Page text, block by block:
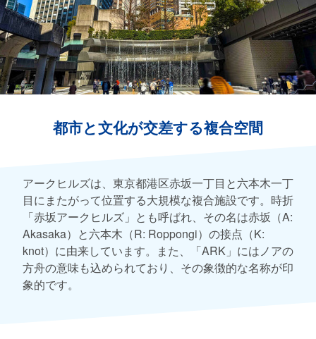
都市と文化が交差する複合空間
アークヒルズは、東京都港区赤坂一丁目と六本木一丁
目にまたがって位置する大規模な複合施設です。時折
「赤坂アークヒルズ」とも呼ばれ、その名は赤坂（A:
Akasaka）と六本木（R: Roppongi）の接点（K:
knot）に由来しています。また、「ARK」にはノアの
方舟の意味も込められており、その象徴的な名称が印
象的です。